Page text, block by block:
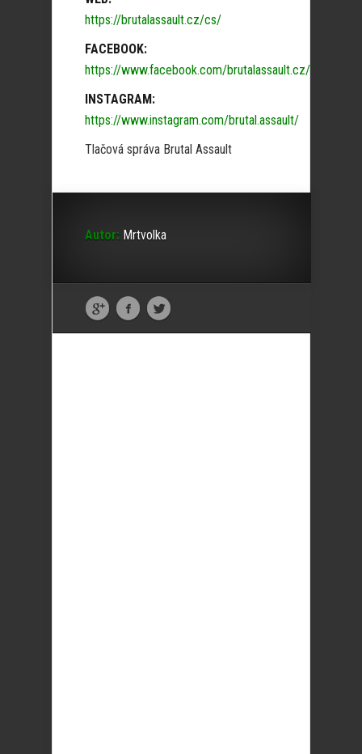
https://brutalassault.cz/cs/
FACEBOOK:
https://www.facebook.com/brutalassault.cz/
INSTAGRAM:
https://www.instagram.com/brutal.assault/
Tlačová správa Brutal Assault
Autor: Mrtvolka